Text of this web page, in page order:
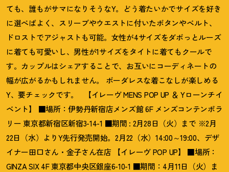
ても、誰もがサマになりそうなY。どう着たいかでサイズを好き
に選べばよく、スリーブやウエストに付いたボタンやベルト、
ドロストでアジャストも可能。女性が4サイズをダボっとルーズ
に着ても可愛いし、男性が1サイズをタイトに着てもクールで
す。カップルはシェアすることで、お互いにコーディネートの
幅が広がるかもしれません。 ボーダレスな着こなしが楽しめる
Y、要チェックです。 【イレーヴ MENS POP UP ＆ Yローンチイ
ベント】 ■場所：伊勢丹新宿店メンズ館 6F メンズコンテンポラ
リー 東京都新宿区新宿3-14-1 ■期間 : 2月28日（火）まで ※2月
22日（水）よりY先行発売開始。2月22（水）14:00～19:00、デザ
イナー田口さん・金子さん在店 【イレーヴ POP UP】 ■場所：
GINZA SIX 4F 東京都中央区銀座6-10-1 ■期間：4月11日（火）ま